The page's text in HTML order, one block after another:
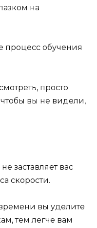
на
процесс обучения
просто
вы не видели,
заставляет вас
скорости.
вы уделите
тем легче вам